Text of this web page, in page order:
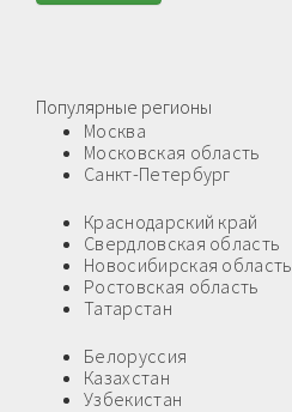
Популярные регионы
Москва
Московская область
Санкт-Петербург
Краснодарский край
Свердловская область
Новосибирская область
Ростовская область
Татарстан
Белоруссия
Казахстан
Узбекистан